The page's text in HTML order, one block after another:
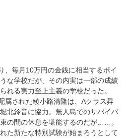
、毎月10万円の金銭に相当するポイ
な学校だが、その内実は一部の成績
れる実力至上主義の学校だった。
属された綾小路清隆は、Aクラス昇
北鈴音に協力。無人島でのサバイバ
の間の休息を堪能するのだが……。
た新たな特別試験が始まろうとして